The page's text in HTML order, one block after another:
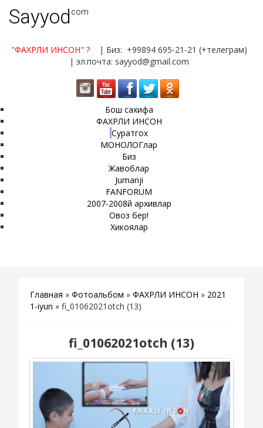
Sayyod.com
"ФАХРЛИ ИНСОН" ?
| Биз: +99894 695-21-21 (+телеграм)
| эл.почта: sayyod@gmail.com
Бош сахифа
ФАХРЛИ ИНСОН
Суратгох
МОНОЛОГлар
Биз
Жавоблар
Jumanji
FANFORUM
2007-2008й архивлар
Овоз бер!
Хикоялар
Главная » Фотоальбом » ФАХРЛИ ИНСОН » 2021
1-iyun » fi_01062021otch (13)
fi_01062021otch (13)